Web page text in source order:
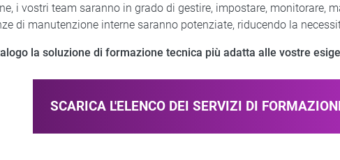
i vostri team saranno in grado di gestire, impostare, monitorare,
di manutenzione interne saranno potenziate, riducendo la
la soluzione di formazione tecnica più adatta alle vostre
SCARICA L'ELENCO DEI SERVIZI DI